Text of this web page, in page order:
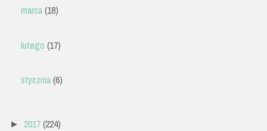
marca(18)
lutego (17)
stycznia(6)
► 2017(224)